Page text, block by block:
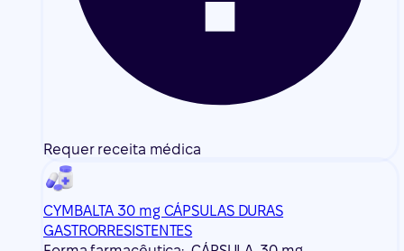
Requer receita médica
CYMBALTA 30 mg CÁPSULAS DURAS
GASTRORRESISTENTES